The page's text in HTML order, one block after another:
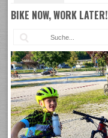
BIKE NOW, WORK LATER!